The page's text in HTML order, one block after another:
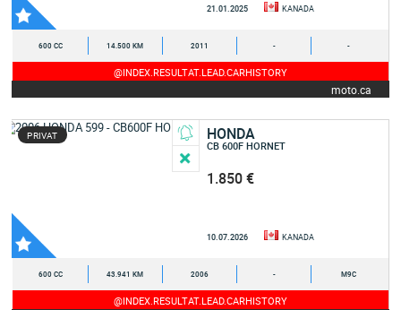
21.01.2025 KANADA
600 CC 14.500 KM 2011 - -
@INDEX.RESULTAT.LEAD.CARHISTORY
moto.ca
PRIVAT HONDA
CB 600F HORNET
1.850 €
10.07.2026 KANADA
600 CC 43.941 KM 2006 - M9C
@INDEX.RESULTAT.LEAD.CARHISTORY